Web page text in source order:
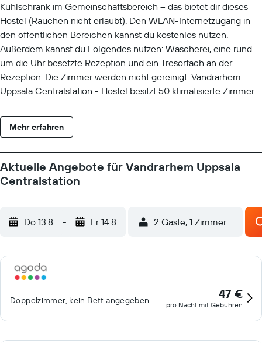
Kühlschrank im Gemeinschaftsbereich – das bietet dir dieses
Hostel (Rauchen nicht erlaubt). Den WLAN-Internetzugang in
den öffentlichen Bereichen kannst du kostenlos nutzen.
Außerdem kannst du Folgendes nutzen: Wäscherei, eine rund
um die Uhr besetzte Rezeption und ein Tresorfach an der
Rezeption. Die Zimmer werden nicht gereinigt. Vandrarhem
Uppsala Centralstation - Hostel besitzt 50 klimatisierte Zimmer
Kabelempfang stehen in den Zimmern zur Verfügung. Dir steht
ein kostenloser Internetzugang (WLAN) zur Verfügung. Eine
Mehr erfahren
Aktuelle Angebote für Vandrarhem Uppsala
Centralstation
Do 13.8. - Fr 14.8. 2 Gäste, 1 Zimmer
Doppelzimmer, kein Bett angegeben 47 €
pro Nacht mit Gebühren